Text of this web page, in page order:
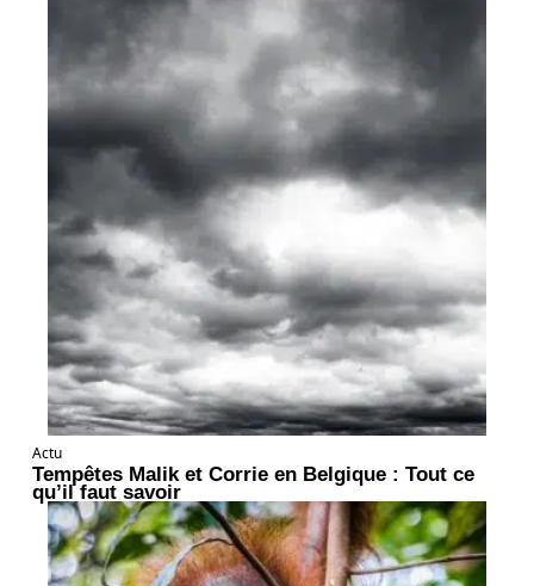
Actu
Tempêtes Malik et Corrie en Belgique : Tout ce
qu’il faut savoir